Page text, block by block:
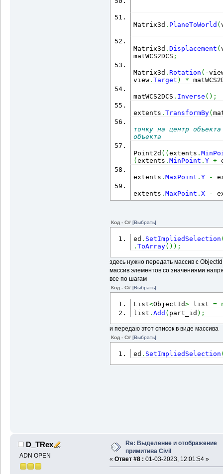
Matrix3d . PlaneToWorld (
Matrix3d .Displacement (
matWCS2DCS ;
Matrix3d .Rotation ( -
view .Target ) *
matWCS2DCS . Inverse ( ) ;
extents .TransformBy(
точку на центр
объекта
Point2d ( (extents .
(extents .MinPoint .Y +
extents .MaxPoint .Y -
extents .MaxPoint .X -
}
ed .
List
tr
}
}
}
}
Код - C# [Выбрать]
ed . SetImpliedSelection
.ToArray( ) ) ;
здесь нужно передать массив с
массив элементов со значениями
все по шагам
Код - C# [Выбрать]
List<ObjectId> list =
list .Add ( part_id ) ;
и передаю этот список в виде массива
Код - C# [Выбрать]
ed . SetImpliedSelection
D_TRex
ADN OPEN
Re: Выделение и отображение
примитива Civil
« Ответ #8 : 01-03-2023, 12:01:54 »